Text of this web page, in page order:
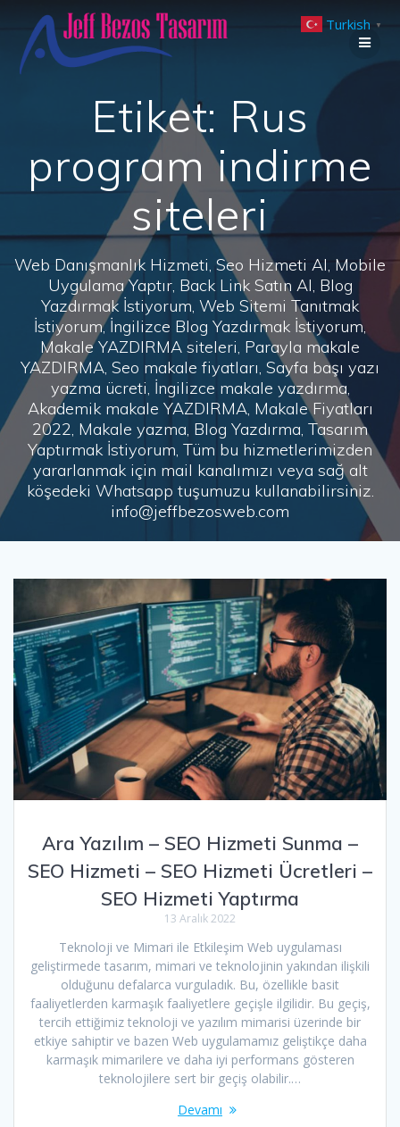
to
Etiket: Rus
program indirme
siteleri
Web Danışmanlık Hizmeti, Seo Hizmeti Al, Mobile
Uygulama Yaptır, Back Link Satın Al, Blog
Yazdırmak İstiyorum, Web Sitemi Tanıtmak
İstiyorum, İngilizce Blog Yazdırmak İstiyorum,
Makale YAZDIRMA siteleri, Parayla makale
YAZDIRMA, Seo makale fiyatları, Sayfa başı yazı
yazma ücreti, İngilizce makale yazdırma,
Akademik makale YAZDIRMA, Makale Fiyatları
2022, Makale yazma, Blog Yazdırma, Tasarım
Yaptırmak İstiyorum, Tüm bu hizmetlerimizden
yararlanmak için mail kanalımızı veya sağ alt
köşedeki Whatsapp tuşumuzu kullanabilirsiniz.
info@jeffbezosweb.com
Ara Yazılım – SEO Hizmeti Sunma –
SEO Hizmeti – SEO Hizmeti Ücretleri –
SEO Hizmeti Yaptırma
13 Aralık 2022
Teknoloji ve Mimari ile Etkileşim Web uygulaması
geliştirmede tasarım, mimari ve teknolojinin yakından ilişkili
olduğunu defalarca vurguladık. Bu, özellikle basit
faaliyetlerden karmaşık faaliyetlere geçişle ilgilidir. Bu geçiş,
tercih ettiğimiz teknoloji ve yazılım mimarisi üzerinde bir
etkiye sahiptir ve bazen Web uygulamamız geliştikçe daha
karmaşık mimarilere ve daha iyi performans gösteren
teknolojilere sert bir geçiş olabilir.…
Devamı
Turkish ▼